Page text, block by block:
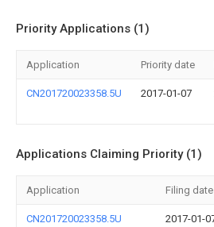
Priority Applications (1)
Application Priority date
CN201720023358.5U 2017-01-07
Applications Claiming Priority (1)
Application Filing date
CN201720023358.5U 2017-01-